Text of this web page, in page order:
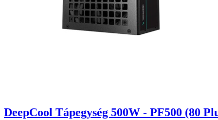
DeepCool Tápegység 500W - PF500 (80